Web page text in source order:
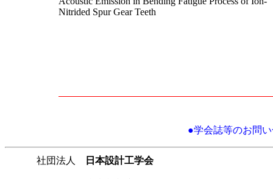
Nitrided Spur Gear Teeth
●学会誌等のお問い
社団法人 日本設計工学会